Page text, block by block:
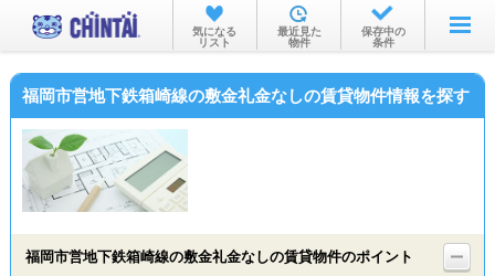
お部屋を探す
沿線・駅から
物件特集から
気になる
リスト
最近見た
物件
保存中の
条件
福岡市営地下鉄箱崎線の敷金礼金なしの賃貸物件情報を探す
福岡市営地下鉄箱崎線の敷金礼金なしの賃貸物件のポイント